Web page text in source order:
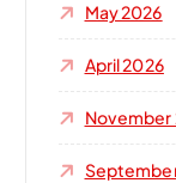
May 2026
April 2026
November